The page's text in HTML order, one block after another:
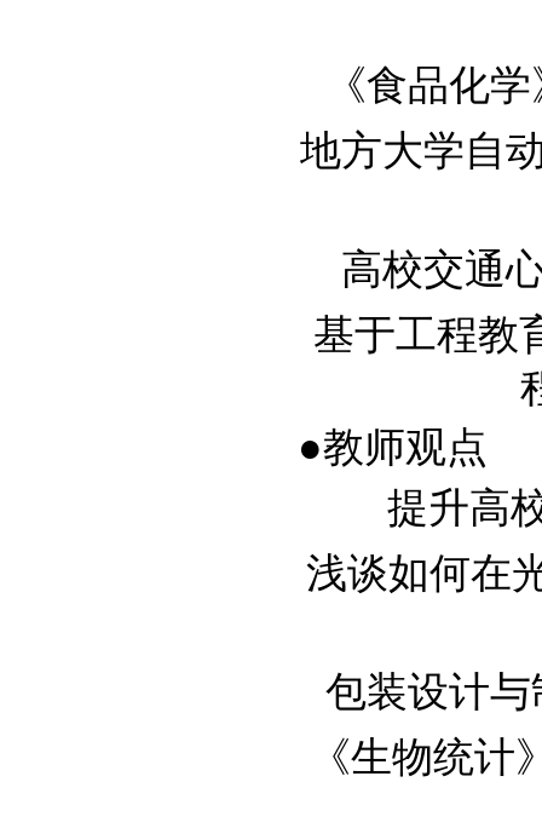
《食品化
地方大学自
高校交通
基于工程教
●教师观点
提升高
浅谈如何在
包装设计
《生物统